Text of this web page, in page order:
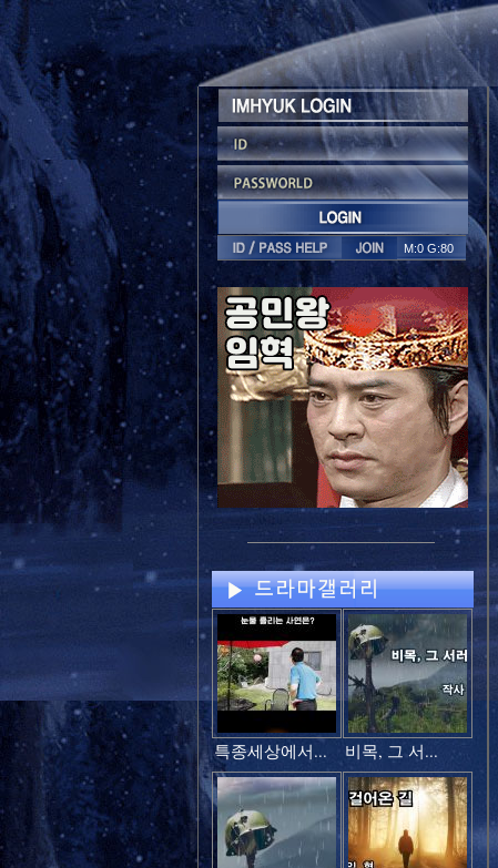
M:0 G:80
특종세상에서... 비목, 그 서...